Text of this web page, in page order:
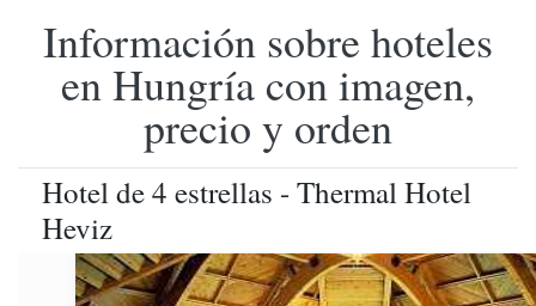
Información sobre hoteles
en Hungría con imagen,
precio y orden
Hotel de 4 estrellas - Thermal Hotel
Heviz